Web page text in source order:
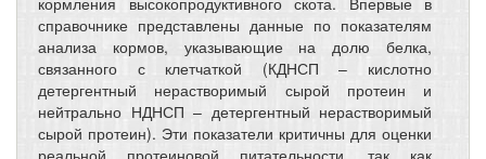
справочнике представлены данные по показателям
анализа кормов, указывающие на долю белка,
связанного с клетчаткой (КДНСП – кислотно
детергентный нерастворимый сырой протеин и
нейтрально НДНСП – детергентный нерастворимый
сырой протеин). Эти показатели критичны для оценки